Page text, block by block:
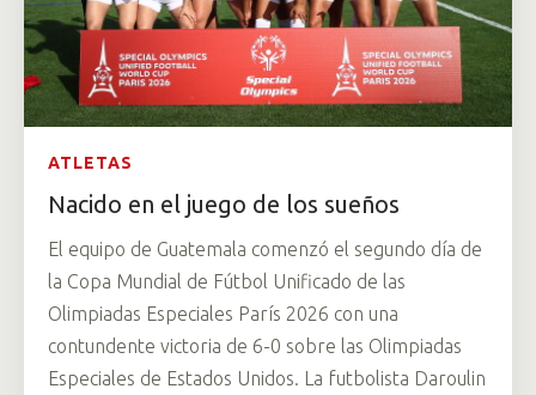
ATLETAS
Nacido en el juego de los sueños
El equipo de Guatemala comenzó el segundo día de
la Copa Mundial de Fútbol Unificado de las
Olimpiadas Especiales París 2026 con una
contundente victoria de 6-0 sobre las Olimpiadas
Especiales de Estados Unidos. La futbolista Daroulin